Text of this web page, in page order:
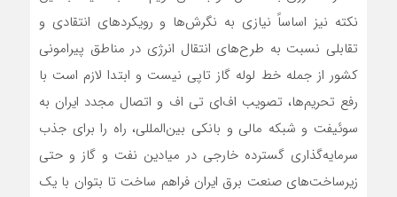
نکته نیز اساساً نیازی به نگرش‌‌ها و رویکردهای انتقادی و
تقابلی نسبت به طرح‌‌های انتقال انرژی در مناطق پیرامونی
کشور از جمله خط لوله گاز تاپی نیست و ابتدا لازم است با
رفع تحریم‌‌ها، تصویب اف‌ای تی ‌اف و اتصال مجدد ایران به
سوئیفت و شبکه مالی و بانکی بین‌المللی، راه را برای جذب
سرمایه‌گذاری گسترده خارجی در میادین نفت و گاز و حتی
زیرساخت‌‌های صنعت برق ایران فراهم ساخت تا بتوان با یک